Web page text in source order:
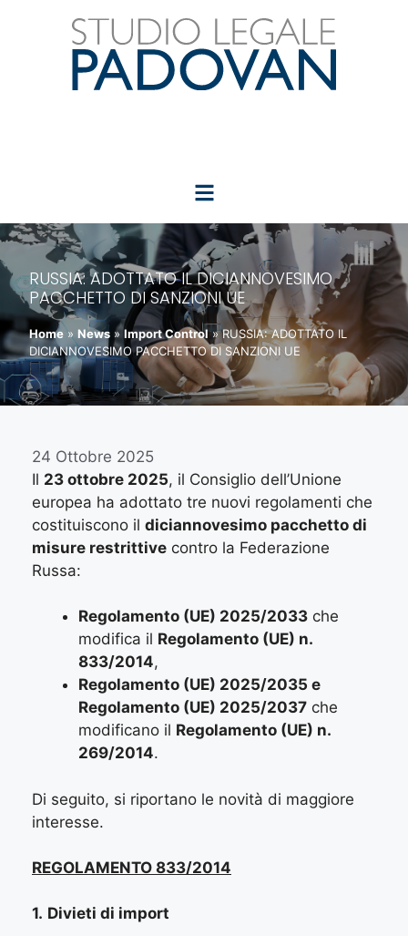
RUSSIA: ADOTTATO IL DICIANNOVESIMO
PACCHETTO DI SANZIONI UE
Home » News » Import Control » RUSSIA: ADOTTATO IL
DICIANNOVESIMO PACCHETTO DI SANZIONI UE
24 Ottobre 2025
Il 23 ottobre 2025, il Consiglio dell’Unione
europea ha adottato tre nuovi regolamenti che
costituiscono il diciannovesimo pacchetto di
misure restrittive contro la Federazione
Russa:
Regolamento (UE) 2025/2033 che
modifica il Regolamento (UE) n.
833/2014,
Regolamento (UE) 2025/2035 e
Regolamento (UE) 2025/2037 che
modificano il Regolamento (UE) n.
269/2014.
Di seguito, si riportano le novità di maggiore
interesse.
REGOLAMENTO 833/2014
1. Divieti di import